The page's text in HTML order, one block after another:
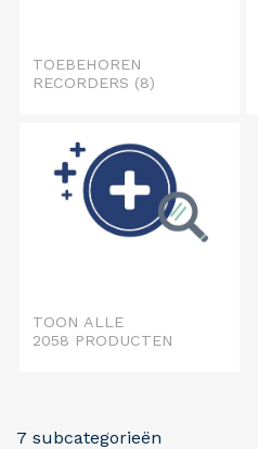
TOEBEHOREN
RECORDERS (8)
TOON ALLE
2058 PRODUCTEN
7 subcategorieën